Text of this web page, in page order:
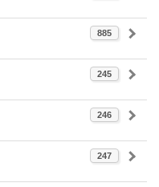
885
245
246
247